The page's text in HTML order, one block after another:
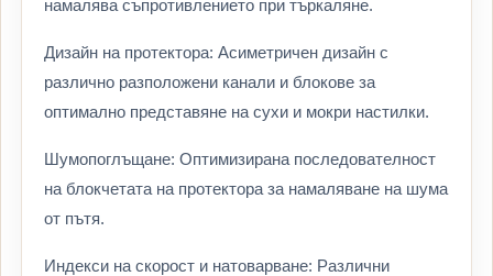
намалява съпротивлението при търкаляне.
Дизайн на протектора: Асиметричен дизайн с
различно разположени канали и блокове за
оптимално представяне на сухи и мокри настилки.
Шумопоглъщане: Оптимизирана последователност
на блокчетата на протектора за намаляване на шума
от пътя.
Индекси на скорост и натоварване: Различни